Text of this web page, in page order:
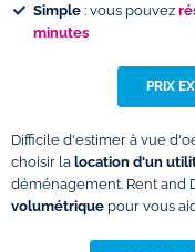
Simple : vous pouvez
minutes
PRIX
Difficile d'estimer à vue
choisir la location d'un
déménagement. Rent and
volumétrique pour vous